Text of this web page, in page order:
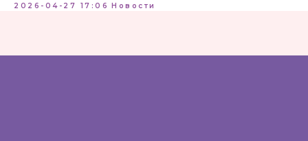
2026-04-27 17:06 Новости